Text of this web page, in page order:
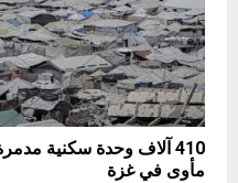
مأوى في غزة